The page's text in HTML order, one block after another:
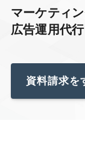
マーケティ
広告運用代行
資料請求を